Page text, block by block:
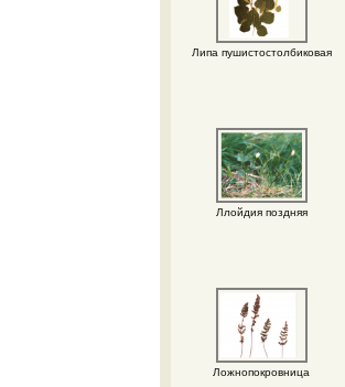
Липа пушистостолбиковая
Ллойдия поздняя
Ложнопокровница